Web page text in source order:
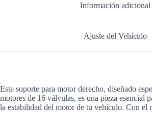
Información adicional
Ajuste del Vehículo
Este soporte para motor derecho, diseñado
motores de 16 válvulas, es una pieza esencial
la estabilidad del motor de tu vehículo. Con el